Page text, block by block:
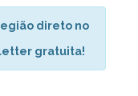
direto no
gratuita!